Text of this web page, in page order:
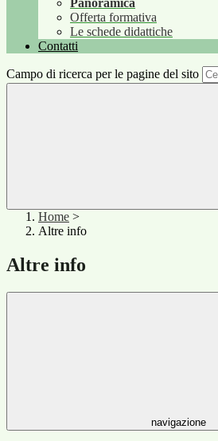
Panoramica
Offerta formativa
Le schede didattiche
Contatti
Campo di ricerca per le pagine del sito
Home >
Altre info
Altre info
navigazione